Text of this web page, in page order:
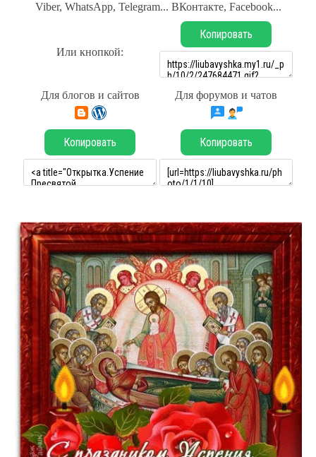
Viber, WhatsApp, Telegram... ВКонтакте, Facebook...
Или кнопкой:
Копировать
Для блогов и сайтов Для форумов и чатов
Копировать Копировать